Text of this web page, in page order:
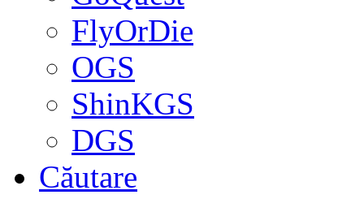
FlyOrDie
OGS
ShinKGS
DGS
Căutare